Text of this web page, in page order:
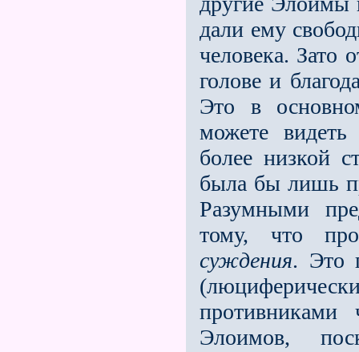
дали ему
человека. Зато
голове и
Это в
можете
более низкой
была бы лишь
Разумными
тому, что
суждения. Это
противниками
Элоимов,